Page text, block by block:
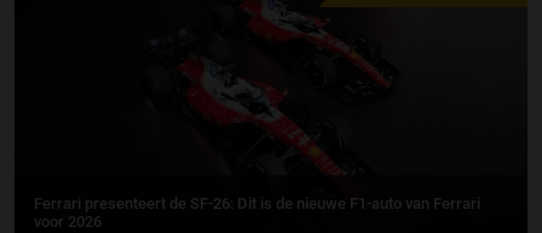
Ferrari presenteert de SF-26: Dit is de nieuwe F1-auto van Ferrari
voor 2026